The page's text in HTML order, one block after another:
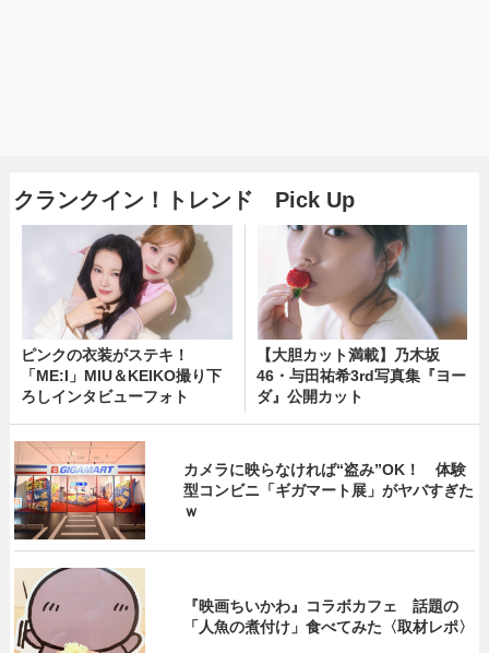
クランクイン！トレンド Pick Up
ピンクの衣装がステキ！
「ME:I」MIU＆KEIKO撮り下
ろしインタビューフォト
【大胆カット満載】乃木坂
46・与田祐希3rd写真集『ヨー
ダ』公開カット
カメラに映らなければ“盗み”OK！ 体験
型コンビニ「ギガマート展」がヤバすぎた
ｗ
『映画ちいかわ』コラボカフェ 話題の
「人魚の煮付け」食べてみた〈取材レポ〉